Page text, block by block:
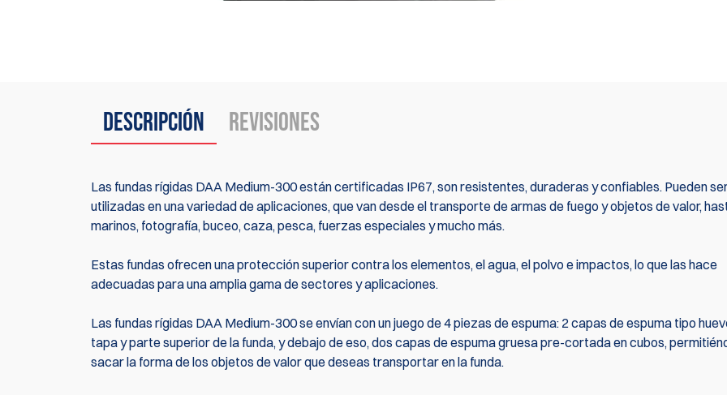
Descripción Revisiones
Las fundas rígidas DAA Medium-300 están certificadas IP67, son resistentes, duraderas y confiables. Pueden
utilizadas en una variedad de aplicaciones, que van desde el transporte de armas de fuego y objetos de valor,
marinos, fotografía, buceo, caza, pesca, fuerzas especiales y mucho más.
Estas fundas ofrecen una protección superior contra los elementos, el agua, el polvo e impactos, lo que las hace
adecuadas para una amplia gama de sectores y aplicaciones.
Las fundas rígidas DAA Medium-300 se envían con un juego de 4 piezas de espuma: 2 capas de espuma tipo
tapa y parte superior de la funda, y debajo de eso, dos capas de espuma gruesa pre-cortada en cubos,
sacar la forma de los objetos de valor que deseas transportar en la funda.